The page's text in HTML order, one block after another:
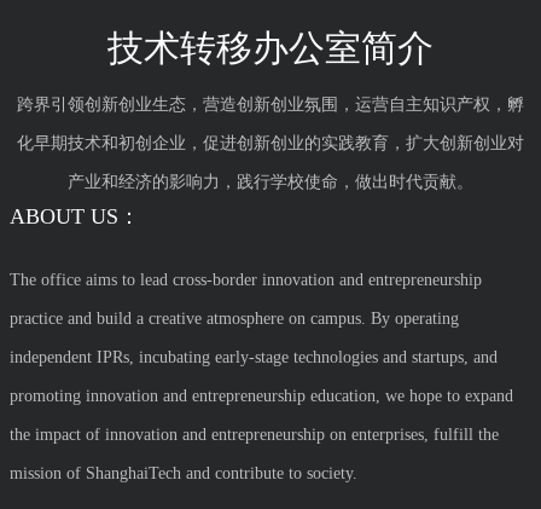
技术转移办公室简介
跨界引领创新创业生态，营造创新创业氛围，运营自主知识产权，孵
化早期技术和初创企业，促进创新创业的实践教育，扩大创新创业对
产业和经济的影响力，践行学校使命，做出时代贡献。
ABOUT US：
The office aims to lead cross-border innovation and entrepreneurship
practice and build a creative atmosphere on campus. By operating
independent IPRs, incubating early-stage technologies and startups, and
promoting innovation and entrepreneurship education, we hope to expand
the impact of innovation and entrepreneurship on enterprises, fulfill the
mission of ShanghaiTech and contribute to society.